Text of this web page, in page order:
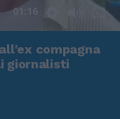
01:16
compagna
giornalisti